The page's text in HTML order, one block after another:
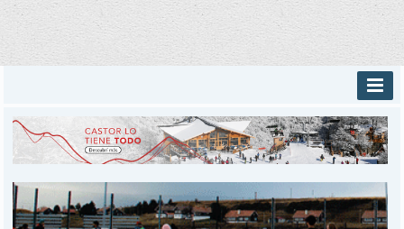
INICIO
PROVINCIALES
DEPORTES
POLICIALES